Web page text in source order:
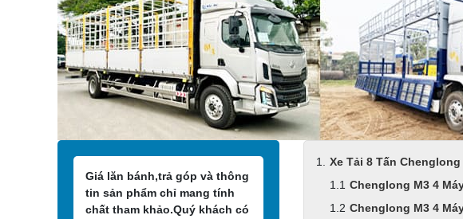
Giá lăn bánh,trả góp và thông
tin sản phẩm chỉ mang tính
chất tham khảo.Quý khách có
Xe Tải 8 Tấn Chenglong
Chenglong M3 4
Chenglong M3 4